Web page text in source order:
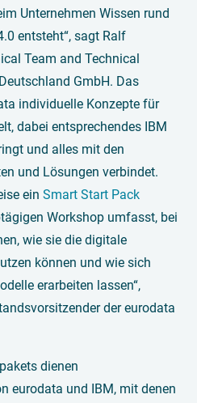
Unternehmen Wissen rund
entsteht“, sagt Ralf
Team and Technical
GmbH. Das
individuelle Konzepte für
dabei entsprechendes IBM
und alles mit den
und Lösungen verbindet.
ein Smart Start Pack
Workshop umfasst, bei
wie sie die digitale
können und wie sich
erarbeiten lassen“,
der eurodata
dienen
eurodata und IBM, mit denen